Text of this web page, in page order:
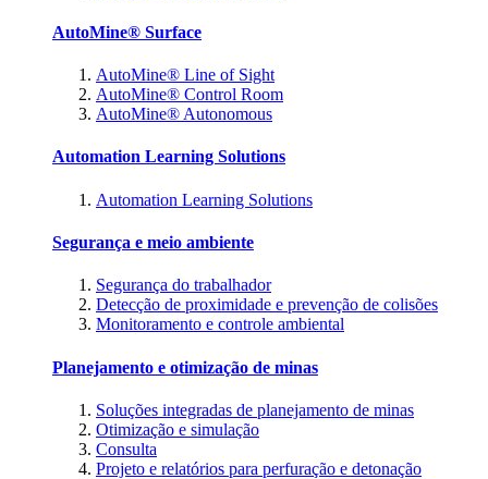
AutoMine® Surface
AutoMine® Line of Sight
AutoMine® Control Room
AutoMine® Autonomous
Automation Learning Solutions
Automation Learning Solutions
Segurança e meio ambiente
Segurança do trabalhador
Detecção de proximidade e prevenção de colisões
Monitoramento e controle ambiental
Planejamento e otimização de minas
Soluções integradas de planejamento de minas
Otimização e simulação
Consulta
Projeto e relatórios para perfuração e detonação